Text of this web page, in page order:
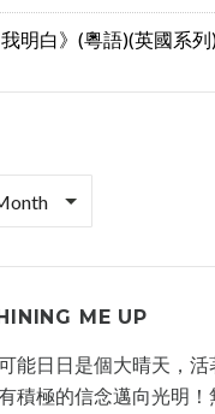
我明白》(粵語)(英國系
ME UP
能日日是個大晴天，活
積極的信念邁向光明！